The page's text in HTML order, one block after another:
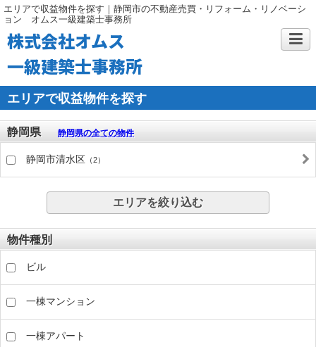
エリアで収益物件を探す｜静岡市の不動産売買・リフォーム・リノベーシ
ョン オムス一級建築士事務所
株式会社オムス
一級建築士事務所
エリアで収益物件を探す
静岡県 静岡県の全ての物件
静岡市清水区 （2）
エリアを絞り込む
物件種別
ビル
一棟マンション
一棟アパート